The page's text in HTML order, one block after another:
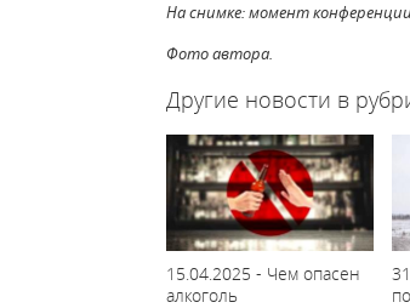
На снимке: момент
Фото автора.
Другие новости в
15.04.2025 - Чем опасен
алкоголь